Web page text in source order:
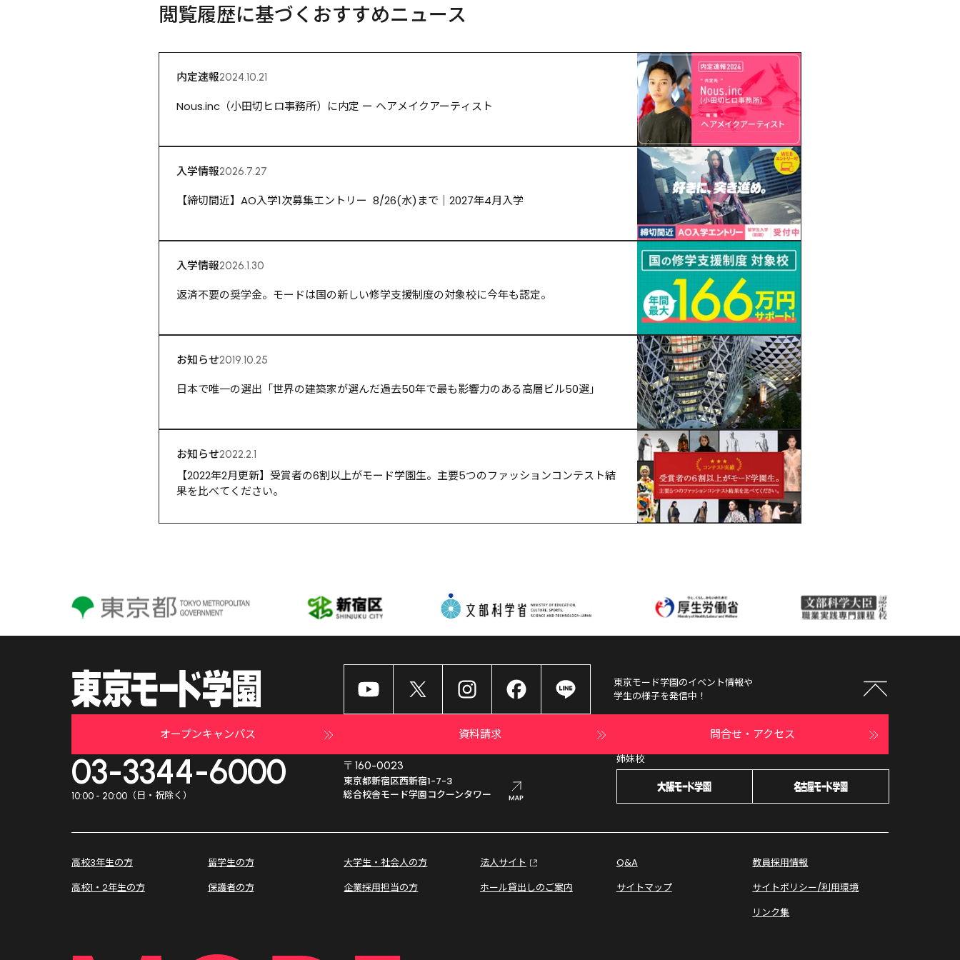
閲覧履歴に基づくおすすめニュース
内定速報2024.10.21
Nous.inc（小田切ヒロ事務所）に内定 ー ヘアメイクアーティスト
入学情報2026.7.27
【締切間近】AO入学1次募集エントリー  8/26(水)まで｜2027年4月入学
入学情報2026.1.30
返済不要の奨学金。モードは国の新しい修学支援制度の対象校に今年も認定。
お知らせ2019.10.25
日本で唯一の選出「世界の建築家が選んだ過去50年で最も影響力のある高層ビル50選」
お知らせ2022.2.1
【2022年2月更新】受賞者の6割以上がモード学園生。主要5つのファッションコンテスト結
果を比べてください。
東京モード学園のイベント情報や
学生の様子を発信中！
オープンキャンパス 資料請求 問合せ・アクセス
03-3344-6000
10:00 - 20:00 （日・祝除く）
〒160-0023
東京都新宿区西新宿1-7-3
総合校舎モード学園コクーンタワー
姉妹校
高校3年生の方
高校1・2年生の方
留学生の方
保護者の方
大学生・社会人の方
企業採用担当の方
法人サイト
ホール貸出しのご案内
Q&A
サイトマップ
教員採用情報
サイトポリシー/利用環境
リンク集